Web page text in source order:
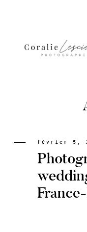
Portfolio
A PROPOS
février 5,